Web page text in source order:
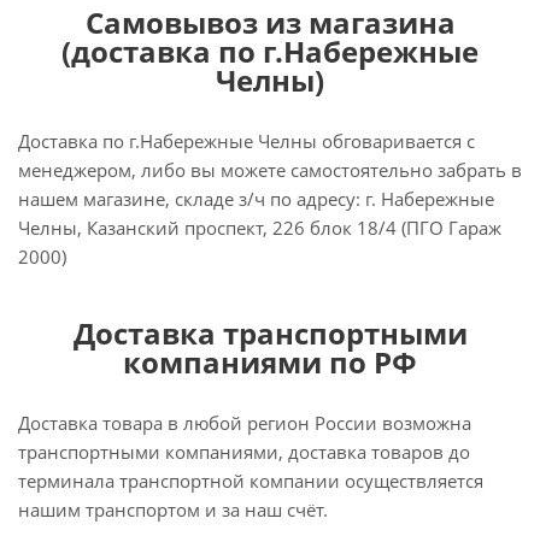
Самовывоз из магазина
(доставка по г.Набережные
Челны)
Доставка по г.Набережные Челны обговаривается с
менеджером, либо вы можете самостоятельно забрать в
нашем магазине, складе з/ч по адресу: г. Набережные
Челны, Казанский проспект, 226 блок 18/4 (ПГО Гараж
2000)
Доставка транспортными
компаниями по РФ
Доставка товара в любой регион России возможна
транспортными компаниями, доставка товаров до
терминала транспортной компании осуществляется
нашим транспортом и за наш счёт.